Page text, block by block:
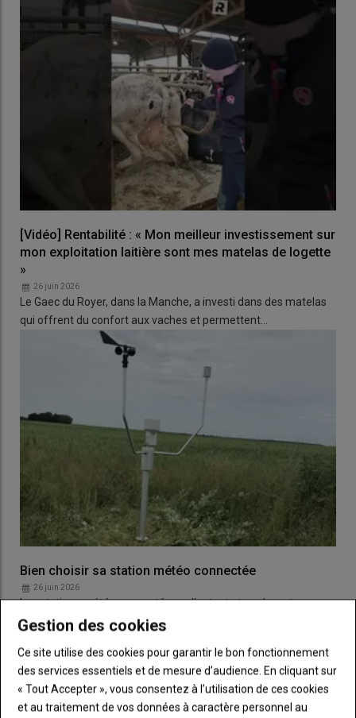
[Vidéo] Rentabilité : « Mon meilleur investissement sur
mon exploitation laitière sont mes matelas de logette
»
26 juin 2026
Le Gaec du Royer, dans la Manche, a investi dans des matelas
qui offrent du confort aux vaches et permettent…
Bien choisir sa station météo connectée
26 juin 2026
Les stations météo connectées collectent et analysent en
temps réel des données de terrain, afin de les…
Gestion des cookies
Ce site utilise des cookies pour garantir le bon fonctionnement
des services essentiels et de mesure d’audience. En cliquant sur
« Tout Accepter », vous consentez à l’utilisation de ces cookies
et au traitement de vos données à caractère personnel au